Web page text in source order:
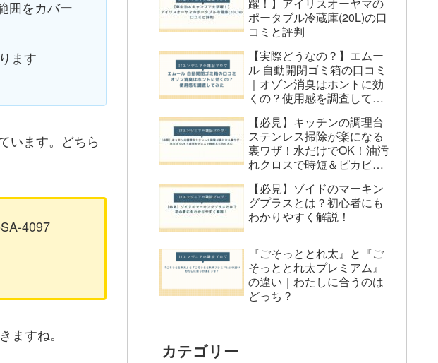
囲をカバー
ます
います。どちら
4097
ますね。
Q&A
Q1. どちらのモデルが使いやすいで
すか？
Q2. タンク容量の違い（75mlと
80ml）は実際の使用で影響あります
Q3. 温度の違い（SA-4095：190℃、
SA-4097：180℃）は重要ですか？
Q4. 付属品の使い心地に違いはあり
ますか？
Q5. 修理やアフターサービスに違い
はありますか？
まとめ：SA-4095とSA-4097の違い
躍！】アイリスオーヤマの
ポータブル冷蔵庫(20L)の口
コミと評判
【実際どうなの？】エムー
ル 自動開閉ゴミ箱の口コミ
｜オゾン消臭はホントに効
くの？使用感を調査してみ
【必見】キッチンの調理台
ステンレス掃除が楽になる
裏ワザ！水だけでOK！油汚
れクロスで時短＆ピカピカ
【必見】ゾイドのマーキン
グプラスとは？初心者にも
わかりやすく解説！
『ごそっととれ太』と『ご
そっととれ太プレミアム』
の違い｜わたしに合うのは
どっち？
カテゴリー